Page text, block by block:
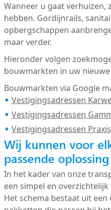
Wanneer u gaat verhuizen,
hebben. Gordijnrails,
opbergschappen
maar verder.
Hieronder volgen
bouwmarkten in uw
Bouwmarkten via Google
Vestigingsadressen
Vestigingsadressen
Vestigingsadressen Praxis
Wij kunnen voor
passende
In het kader van onze
een simpel en
Het schema bestaat uit